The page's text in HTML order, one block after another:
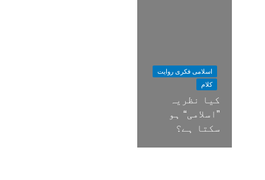
اسلامی فکری روایت
کلام
کیا نظریہ
”اسلامی“ ہو
سکتا ہے؟